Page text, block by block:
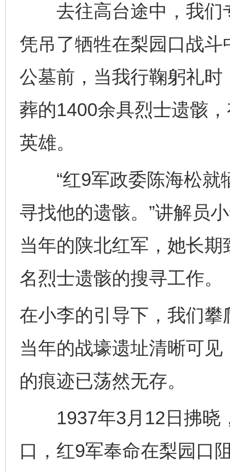
去往高台途中，我们
凭吊了牺牲在梨园口战
公墓前，当我行鞠躬礼
葬的1400余具烈士遗骸
英雄。
“红9军政委陈海松就
寻找他的遗骸。”讲解员
当年的陕北红军，她长
名烈士遗骸的搜寻工作。
在小李的引导下，我们
当年的战壕遗址清晰可
的痕迹已荡然无存。
1937年3月12日拂晓
口，红9军奉命在梨园口